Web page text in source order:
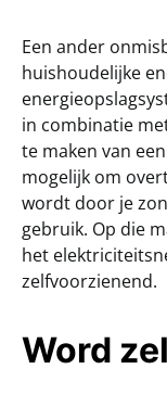
Een ander
huishoudelijke
in combinatie
te maken van een
mogelijk om
wordt door je
gebruik. Op die
het
zelfvoorzienend.
Word